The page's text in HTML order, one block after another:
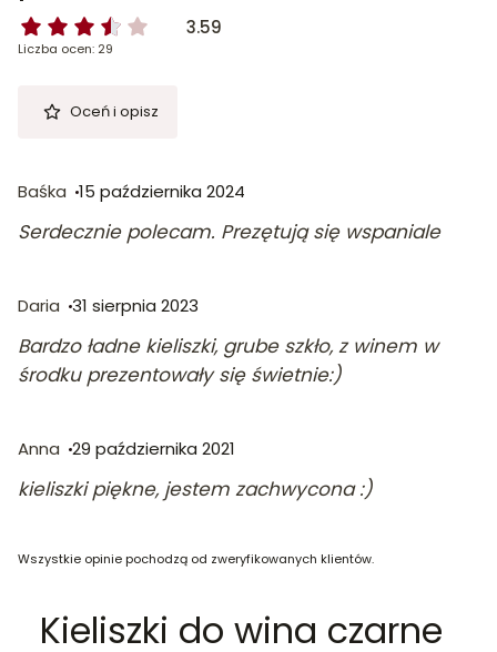
3.59
Liczba ocen: 29
Oceń i opisz
Baśka 15 października 2024
Serdecznie polecam. Prezętują się wspaniale
Daria 31 sierpnia 2023
Bardzo ładne kieliszki, grube szkło, z winem w
środku prezentowały się świetnie:)
Anna 29 października 2021
kieliszki piękne, jestem zachwycona :)
Wszystkie opinie pochodzą od zweryfikowanych klientów.
Kieliszki do wina czarne